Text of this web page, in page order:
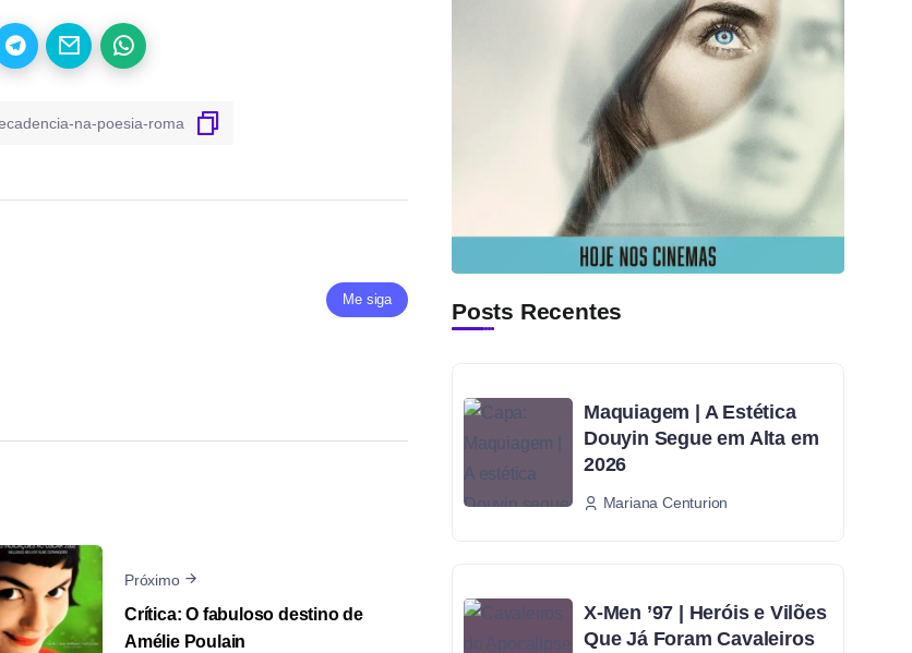
Me siga
Próximo
Crítica: O fabuloso destino de
Amélie Poulain
Posts Recentes
Maquiagem | A Estética
Douyin Segue em Alta em
2026
Mariana Centurion
X-Men ’97 | Heróis e Vilões
Que Já Foram Cavaleiros